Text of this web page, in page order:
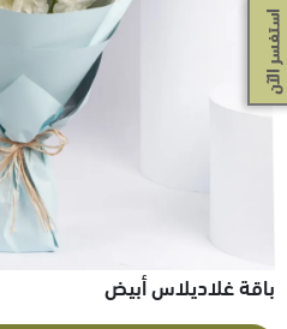
استفسر الآن
باقة غلاديلاس أبيض